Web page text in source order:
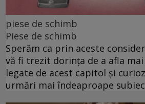
piese de schimb
Piese de schimb
Sperăm ca prin aceste
vă fi trezit dorința de a afla
legate de acest capitol și
urmări mai îndeaproape